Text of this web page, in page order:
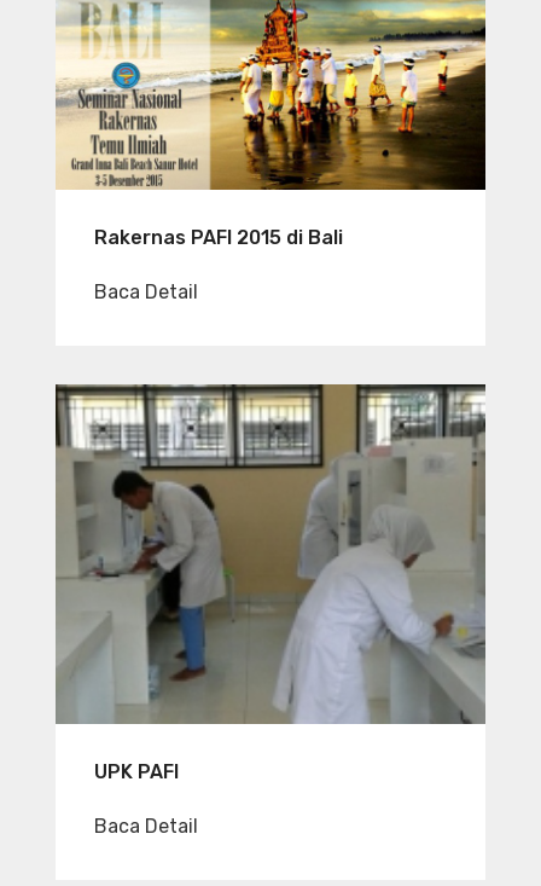
Rakernas PAFI 2015 di Bali
Baca Detail
UPK PAFI
Baca Detail